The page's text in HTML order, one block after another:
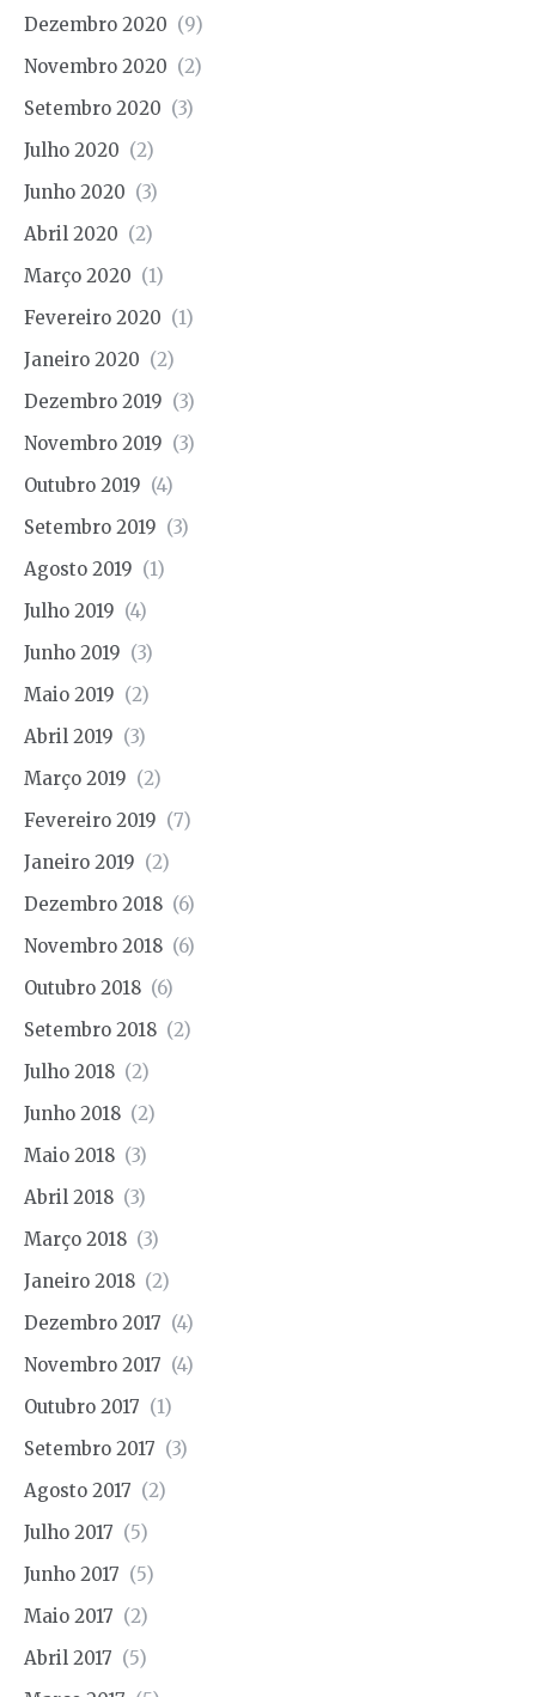
Dezembro 2020 (9)
Novembro 2020 (2)
Setembro 2020 (3)
Julho 2020 (2)
Junho 2020 (3)
Abril 2020 (2)
Março 2020 (1)
Fevereiro 2020 (1)
Janeiro 2020 (2)
Dezembro 2019 (3)
Novembro 2019 (3)
Outubro 2019 (4)
Setembro 2019 (3)
Agosto 2019 (1)
Julho 2019 (4)
Junho 2019 (3)
Maio 2019 (2)
Abril 2019 (3)
Março 2019 (2)
Fevereiro 2019 (7)
Janeiro 2019 (2)
Dezembro 2018 (6)
Novembro 2018 (6)
Outubro 2018 (6)
Setembro 2018 (2)
Julho 2018 (2)
Junho 2018 (2)
Maio 2018 (3)
Abril 2018 (3)
Março 2018 (3)
Janeiro 2018 (2)
Dezembro 2017 (4)
Novembro 2017 (4)
Outubro 2017 (1)
Setembro 2017 (3)
Agosto 2017 (2)
Julho 2017 (5)
Junho 2017 (5)
Maio 2017 (2)
Abril 2017 (5)